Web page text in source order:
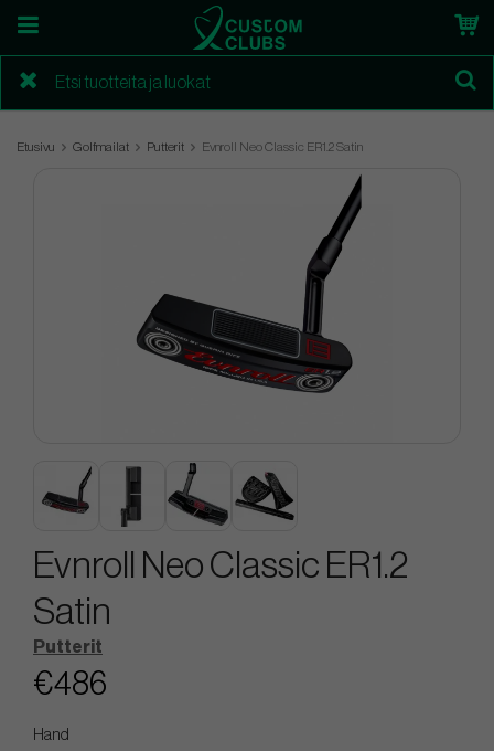
Etusivu Golfmailat Putterit Evnroll Neo Classic ER1.2 Satin
Evnroll Neo Classic ER1.2
Satin
Putterit
€486
Hand